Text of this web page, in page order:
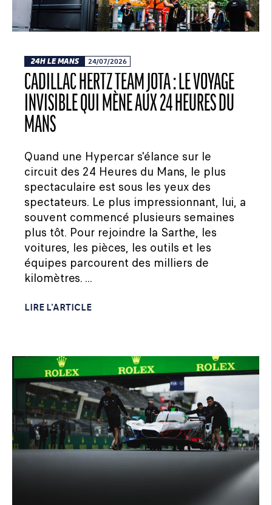
24H LE MANS 24/07/2026
CADILLAC HERTZ TEAM JOTA : LE VOYAGE
INVISIBLE QUI MÈNE AUX 24 HEURES DU
MANS
Quand une Hypercar s'élance sur le
circuit des 24 Heures du Mans, le plus
spectaculaire est sous les yeux des
spectateurs. Le plus impressionnant, lui, a
souvent commencé plusieurs semaines
plus tôt. Pour rejoindre la Sarthe, les
voitures, les pièces, les outils et les
équipes parcourent des milliers de
kilomètres. ...
LIRE L'ARTICLE